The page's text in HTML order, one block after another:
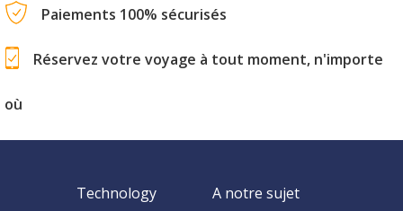
Paiements 100% sécurisés
Réservez votre voyage à tout moment, n'importe
où
Technology
A notre sujet